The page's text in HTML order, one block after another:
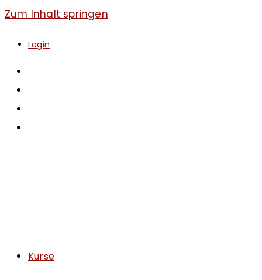
Zum Inhalt springen
Login
Kurse